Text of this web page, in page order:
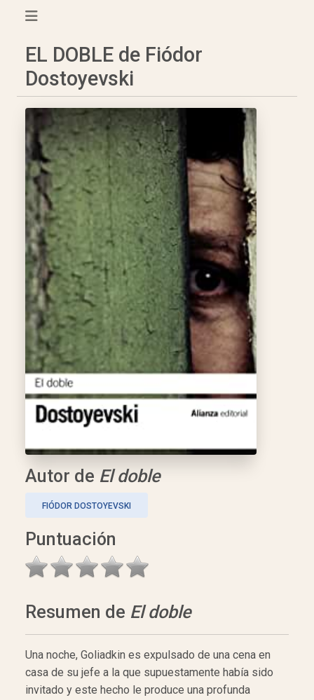
EL DOBLE de Fiódor
Dostoyevski
Autor de El doble
FIÓDOR DOSTOYEVSKI
Puntuación
Resumen de El doble
Una noche, Goliadkin es expulsado de una cena en
casa de su jefe a la que supuestamente había sido
invitado y este hecho le produce una profunda